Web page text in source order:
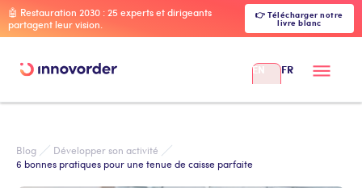
🤖 Restauration 2030 : 25 experts et dirigeants
partagent leur vision.
👉 Télécharger notre
livre blanc
EN FR
Blog
Développer son activité
6 bonnes pratiques pour une tenue de caisse parfaite